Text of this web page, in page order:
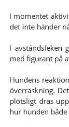
I momentet
det inte händer
I avståndsleken
med figurant på
Hundens
överraskning.
plötsligt dras
hur hunden